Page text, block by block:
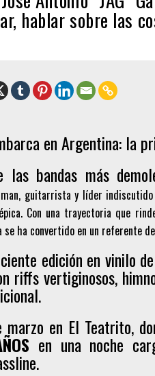
hablar sobre las
en Argentina: la
las bandas más
guitarrista y líder
Con una trayectoria que
se ha convertido en un referente
edición en vinilo de
riffs vertiginosos,
en El Teatrito,
en una noche